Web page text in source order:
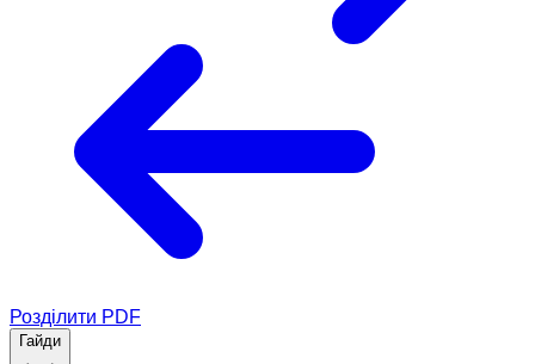
Розділити PDF
Гайди